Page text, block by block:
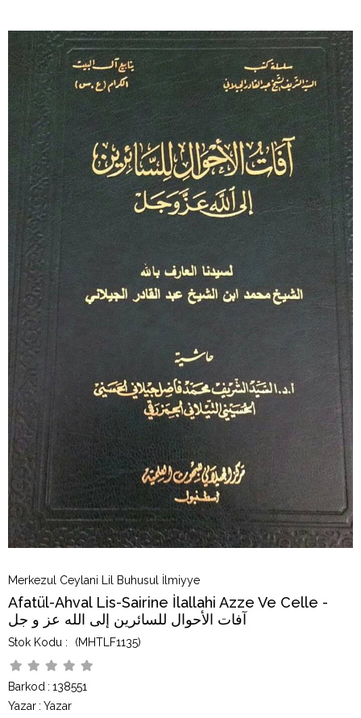
Merkezul Ceylani Lil Buhusul İlmiyye
Afatül-Ahval Lis-Sairine İlallahi Azze Ve Celle -
آفات الأحوال للسائرين إلى الله عز و جل
(MHTLF1135)
Barkod : 138551
Yazar : Yazar